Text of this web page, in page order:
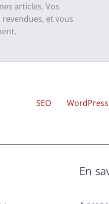
articles. Vos
et vous
SEO WordPress
En